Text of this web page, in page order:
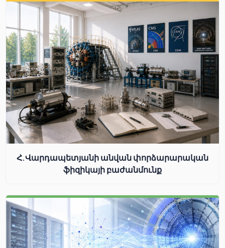
Հ.Վարդապետյանի անվան փորձարարական
ֆիզիկայի բաժանմունք